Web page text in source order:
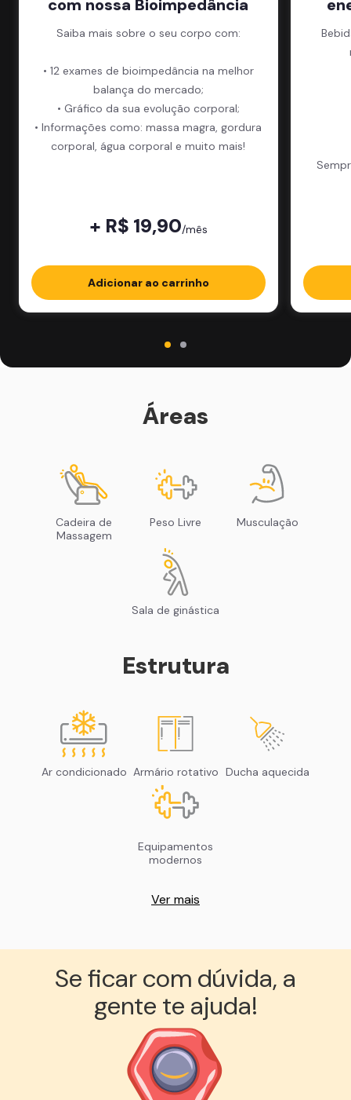
com nossa Bioimpedância
Saiba mais sobre o seu corpo com:
• 12 exames de bioimpedância na melhor
balança do mercado;
• Gráfico da sua evolução corporal;
• Informações como: massa magra, gordura
corporal, água corporal e muito mais!
+ R$ 19,90/mês
Adicionar ao carrinho
Áreas
Cadeira de
Massagem
Peso Livre Musculação
Sala de ginástica
Estrutura
Ar condicionado Armário rotativo Ducha aquecida
Equipamentos
modernos
Ver mais
Se ficar com dúvida, a
gente te ajuda!︎